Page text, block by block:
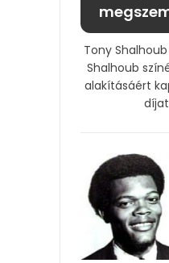
Tony
Shalhoub
alakításáért